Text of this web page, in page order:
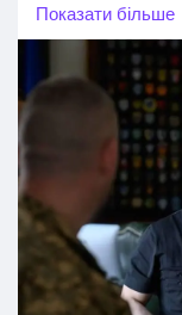
➡️ є чітке
Костянтинівки та
➡️ тривають
проти рф,
Ярославському
➡️ триває
отримання
Посилення
у реальну
#Новини_Україна
Показати більше